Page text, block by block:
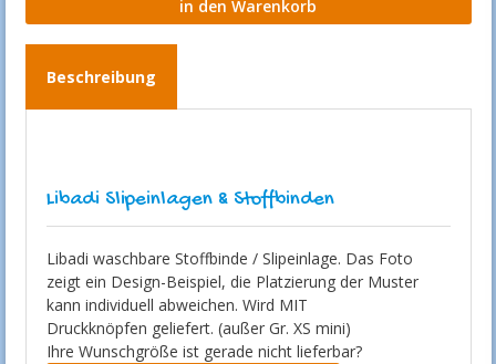
Beschreibung
Libadi Slipeinlagen & Stoffbinden
Libadi waschbare Stoffbinde / Slipeinlage. Das Foto
zeigt ein Design-Beispiel, die Platzierung der Muster
kann individuell abweichen. Wird MIT
Druckknöpfen geliefert. (außer Gr. XS mini)
Ihre Wunschgröße ist gerade nicht lieferbar?